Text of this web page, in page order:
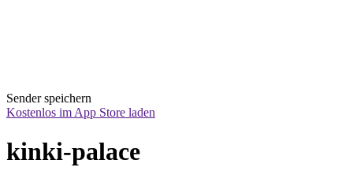
Sender speichern
Kostenlos im App Store laden
kinki-palace